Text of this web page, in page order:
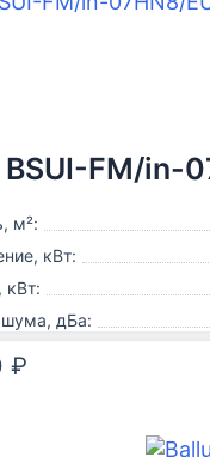
BSUI-FM/in-
м²:
кВт:
кВт:
дБа:
₽